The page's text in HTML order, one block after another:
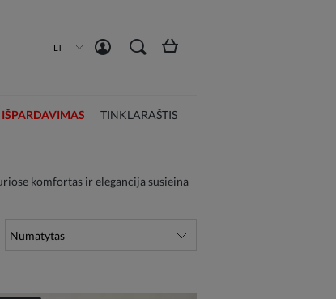
LT
IŠPARDAVIMAS TINKLARAŠTIS
komfortas ir elegancija susieina